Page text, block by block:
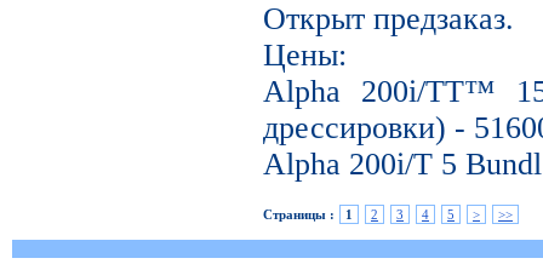
Открыт предзаказ.
Цены:
Alpha 200i/TT™
дрессировки) -
Alpha 200i/T 5
Страницы : 1 2 3 4 5 > >>